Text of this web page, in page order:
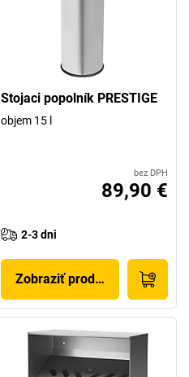
Stojaci popolník PRESTIGE
objem 15 l
bez DPH
89,90 €
2-3 dni
Zobraziť produkt